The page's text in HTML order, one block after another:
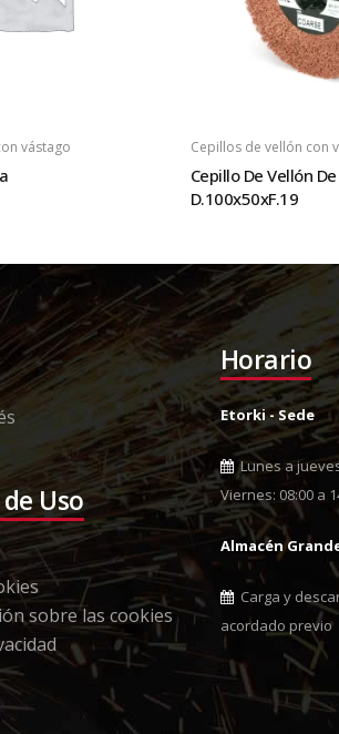
vástago Cepillos de vellón con
Cepillo De Vellón De
D.100x50xF.19
Uso
sobre las cookies
Horario
Etorki - Sede
Lunes a
Viernes: 08:00 a
Almacén
Carga y
acordado previo